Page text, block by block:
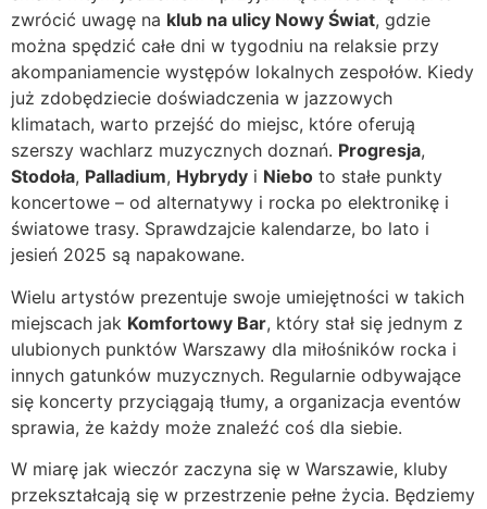
zwrócić uwagę na klub na ulicy Nowy Świat, gdzie
można spędzić całe dni w tygodniu na relaksie przy
akompaniamencie występów lokalnych zespołów. Kiedy
już zdobędziecie doświadczenia w jazzowych
klimatach, warto przejść do miejsc, które oferują
szerszy wachlarz muzycznych doznań. Progresja,
Stodoła, Palladium, Hybrydy i Niebo to stałe punkty
koncertowe – od alternatywy i rocka po elektronikę i
światowe trasy. Sprawdzajcie kalendarze, bo lato i
jesień 2025 są napakowane.
Wielu artystów prezentuje swoje umiejętności w takich
miejscach jak Komfortowy Bar, który stał się jednym z
ulubionych punktów Warszawy dla miłośników rocka i
innych gatunków muzycznych. Regularnie odbywające
się koncerty przyciągają tłumy, a organizacja eventów
sprawia, że każdy może znaleźć coś dla siebie.
W miarę jak wieczór zaczyna się w Warszawie, kluby
przekształcają się w przestrzenie pełne życia. Będziemy